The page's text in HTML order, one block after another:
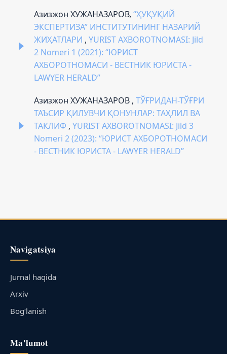
Азизжон ХУЖАНАЗАРОВ, “ҲУҚУҚИЙ
ЭКСПЕРТИЗА” ИНСТИТУТИНИНГ НАЗАРИЙ
ЖИҲАТЛАРИ , YURIST AXBOROTNOMASI: Jild
2 Nomeri 1 (2021): “ЮРИСТ
АХБОРОТНОМАСИ - ВЕСТНИК ЮРИСТА -
LAWYER HERALD”
Азизжон ХУЖАНАЗАРОВ , ТЎҒРИДАН-ТЎҒРИ
ТАЪСИР ҚИЛУВЧИ ҚОНУНЛАР: ТАҲЛИЛ ВА
ТАКЛИФ , YURIST AXBOROTNOMASI: Jild 3
Nomeri 2 (2023): “ЮРИСТ АХБОРОТНОМАСИ
- ВЕСТНИК ЮРИСТА - LAWYER HERALD”
Navigatsiya
Jurnal haqida
Arxiv
Bog‘lanish
Ma'lumot